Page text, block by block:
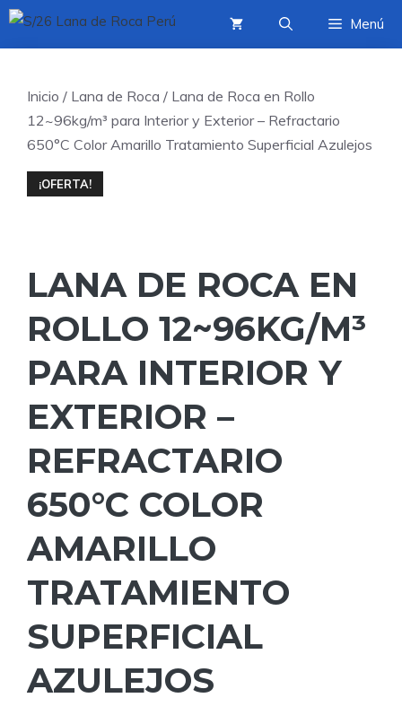
Saltar
Menú
Inicio / Lana de Roca / Lana de Roca en Rollo
12~96kg/m³ para Interior y Exterior – Refractario
650°C Color Amarillo Tratamiento Superficial Azulejos
¡OFERTA!
LANA DE ROCA EN
ROLLO 12~96KG/M³
PARA INTERIOR Y
EXTERIOR –
REFRACTARIO
650°C COLOR
AMARILLO
TRATAMIENTO
SUPERFICIAL
AZULEJOS